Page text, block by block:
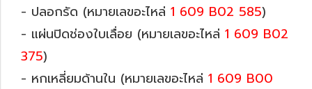
- ปลอกรัด (หมายเลขอะไหล่ 1 609 B02 585)
- แผ่นปิดช่องใบเลื่อย (หมายเลขอะไหล่ 1 609 B02
375)
- หกเหลี่ยมด้านใน (หมายเลขอะไหล่ 1 609 B00